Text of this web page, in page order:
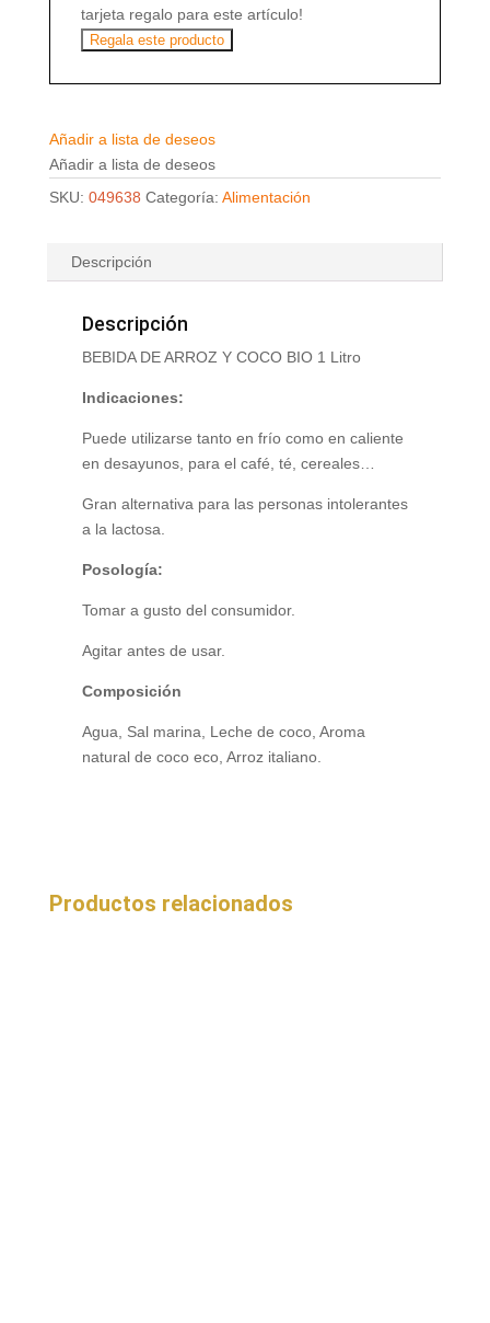
tarjeta regalo para este artículo!
Regala este producto
Añadir a lista de deseos
Añadir a lista de deseos
SKU: 049638 Categoría: Alimentación
Descripción
Descripción
BEBIDA DE ARROZ Y COCO BIO 1 Litro
Indicaciones:
Puede utilizarse tanto en frío como en caliente
en desayunos, para el café, té, cereales…
Gran alternativa para las personas intolerantes
a la lactosa.
Posología:
Tomar a gusto del consumidor.
Agitar antes de usar.
Composición
Agua, Sal marina, Leche de coco, Aroma
natural de coco eco, Arroz italiano.
Productos relacionados